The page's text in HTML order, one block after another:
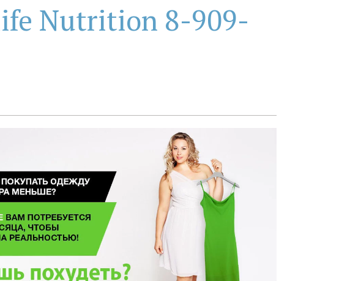
Nutrition 8-909-